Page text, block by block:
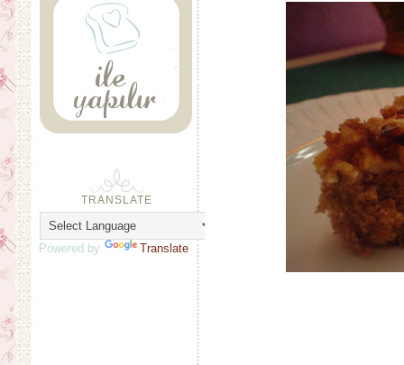
TRANSLATE
Powered by Translate